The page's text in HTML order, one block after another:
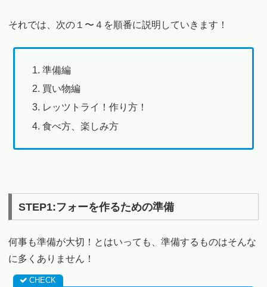
それでは、次の１〜４を順番に説明していきます！
準備編
買い物編
レッツトライ！作り方！
食べ方、楽しみ方
STEP1:フォーを作るための準備
何事も準備が大切！とはいっても、準備するものはそんな
に多くありません！